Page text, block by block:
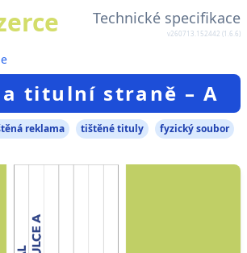
Technické specifikace
v260713.152442 (1.6.6)
titulní straně – A
reklama tištěné tituly fyzický soubor